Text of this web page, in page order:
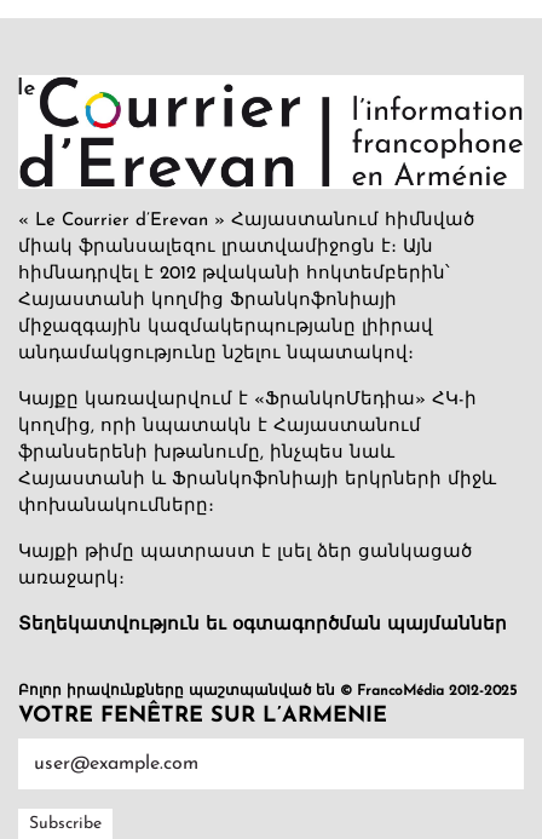
« Le Courrier d’Erevan » Հայաստանում հիմնված
միակ ֆրանսալեզու լրատվամիջոցն է։ Այն
հիմնադրվել է 2012 թվականի հոկտեմբերին՝
Հայաստանի կողմից Ֆրանկոֆոնիայի
միջազգային կազմակերպությանը լիիրավ
անդամակցությունը նշելու նպատակով։
Կայքը կառավարվում է «ՖրանկոՄեդիա» ՀԿ-ի
կողմից, որի նպատակն է Հայաստանում
ֆրանսերենի խթանումը, ինչպես նաև
Հայաստանի և Ֆրանկոֆոնիայի երկրների միջև
փոխանակումները։
Կայքի թիմը պատրաստ է լսել ձեր ցանկացած
առաջարկ։
Տեղեկատվություն եւ օգտագործման պայմաններ
Բոլոր իրավունքները պաշտպանված են © FrancoMédia 2012-2025
VOTRE FENÊTRE SUR L’ARMENIE